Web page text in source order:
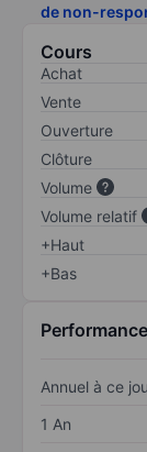
de non-
Cours
Achat
Vente
Ouverture
Clôture
Volume
Volume relatif
+Haut
+Bas
Annuel à ce
1 An